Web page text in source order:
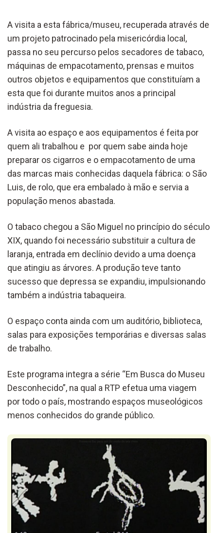
A visita a esta fábrica/museu, recuperada através de
um projeto patrocinado pela misericórdia local,
passa no seu percurso pelos secadores de tabaco,
máquinas de empacotamento, prensas e muitos
outros objetos e equipamentos que constituíam a
esta que foi durante muitos anos a principal
indústria da freguesia.
A visita ao espaço e aos equipamentos é feita por
quem ali trabalhou e por quem sabe ainda hoje
preparar os cigarros e o empacotamento de uma
das marcas mais conhecidas daquela fábrica: o São
Luis, de rolo, que era embalado à mão e servia a
população menos abastada.
O tabaco chegou a São Miguel no princípio do século
XIX, quando foi necessário substituir a cultura de
laranja, entrada em declínio devido a uma doença
que atingiu as árvores. A produção teve tanto
sucesso que depressa se expandiu, impulsionando
também a indústria tabaqueira.
O espaço conta ainda com um auditório, biblioteca,
salas para exposições temporárias e diversas salas
de trabalho.
Este programa integra a série “Em Busca do Museu
Desconhecido”, na qual a RTP efetua uma viagem
por todo o país, mostrando espaços museológicos
menos conhecidos do grande público.